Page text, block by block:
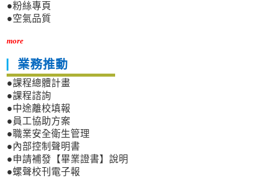
●粉絲專頁
●空氣品質
more
業務推動
●課程總體計畫
●課程諮詢
●中途離校填報
●員工協助方案
●職業安全衛生管理
●內部控制聲明書
●申請補發【畢業證書】說明
●螺聲校刊電子報